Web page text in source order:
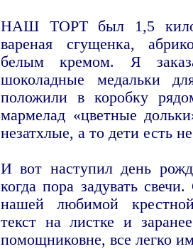
НАШ ТОРТ был 1,5 кило,
вареная сгущенка,
белым кремом. Я
шоколадные медальки
положили в коробку
мармелад «цветные
незатхлые, а то дети есть
И вот наступил день
когда пора задувать
нашей любимой
текст на листке и
помощниковне, все легко